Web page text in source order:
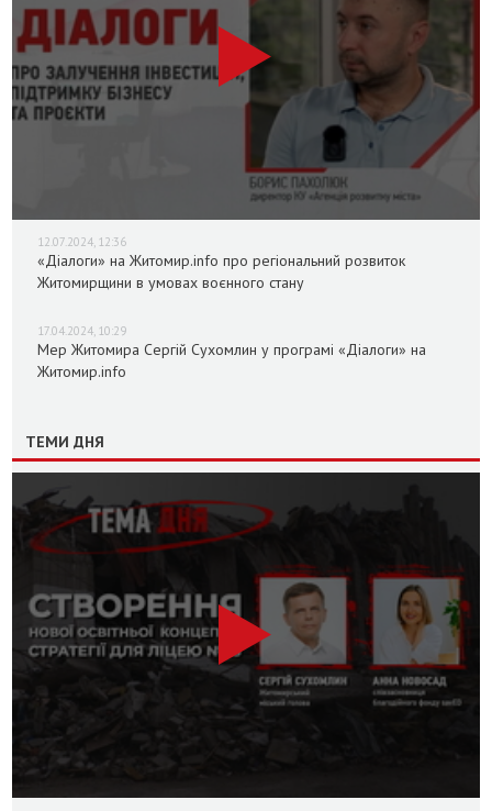
12.07.2024, 12:36
«Діалоги» на Житомир.info про регіональний розвиток
Житомирщини в умовах воєнного стану
17.04.2024, 10:29
Мер Житомира Сергій Сухомлин у програмі «Діалоги» на
Житомир.info
ТЕМИ ДНЯ